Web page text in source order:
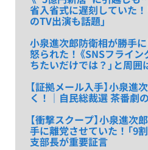
省入省式に遅刻していた
のTV出演も話題」
小泉進次郎防衛相が勝手に
怒られた！《SNSフライン
ちたいだけでは？」と周囲
【証拠メール入手】小泉進
く！｜自民総裁選 茶番劇
【衝撃スクープ】小泉進
手に離党させていた！「9
支部長が重要証言